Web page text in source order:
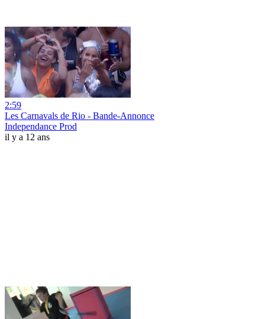
2:59
Les Carnavals de Rio - Bande-Annonce
Independance Prod
il y a 12 ans